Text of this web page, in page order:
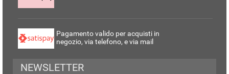
Pagamento valido per acquisti in
negozio, via telefono, e via mail
NEWSLETTER